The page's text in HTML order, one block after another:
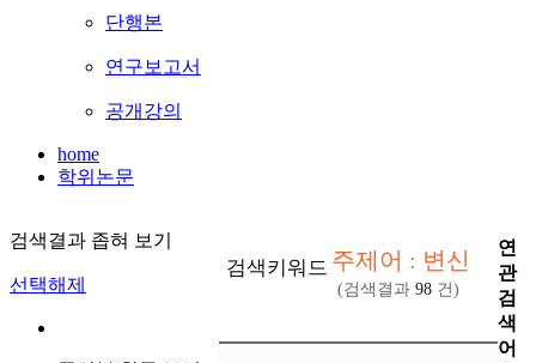
단행본
연구보고서
공개강의
home
학위논문
검색결과 좁혀 보기
선택해제
검색키워드 주제어 : 변신
(검색결과 98 건)
연
관
검
색
어